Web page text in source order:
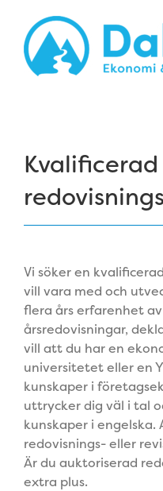
innehållet
Kvalificerad
Vi söker en
vill vara med och
flera års erfarenhet
årsredovisningar,
vill att du har en
universitetet eller en
kunskaper i
uttrycker dig väl i tal
kunskaper i
redovisnings- eller
Är du auktoriserad
extra plus.